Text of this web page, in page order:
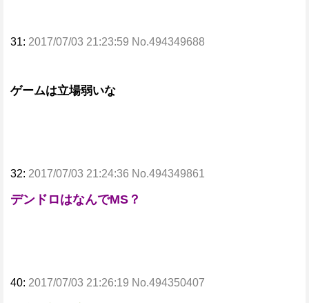
31: 2017/07/03 21:23:59 No.494349688
ゲームは立場弱いな
32: 2017/07/03 21:24:36 No.494349861
デンドロはなんでMS？
40: 2017/07/03 21:26:19 No.494350407